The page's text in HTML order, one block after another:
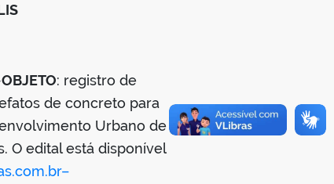
OBJETO: registro de
de concreto para
Urbano de
O edital está disponível